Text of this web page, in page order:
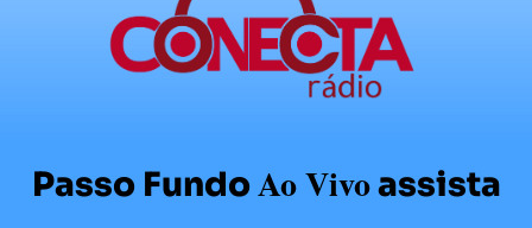
Passo FundoAo Vivoassista